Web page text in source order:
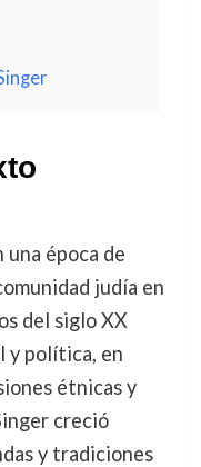
una época de
judía en
del siglo XX
y política, en
étnicas y
creció
y tradiciones